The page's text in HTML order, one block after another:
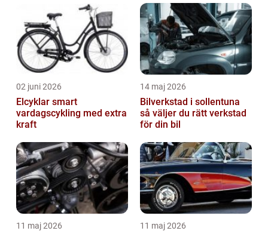
02 juni 2026
Elcyklar smart
vardagscykling med extra
kraft
14 maj 2026
Bilverkstad i sollentuna
så väljer du rätt verkstad
för din bil
11 maj 2026 11 maj 2026